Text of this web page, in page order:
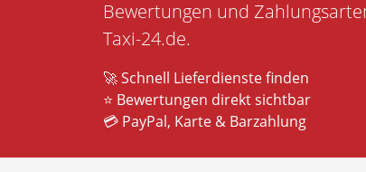
Bewertungen und
Taxi-24.de.
🚀 Schnell Lieferdienste finden
⭐ Bewertungen direkt sichtbar
💳 PayPal, Karte & Barzahlung